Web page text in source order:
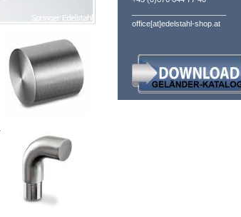
office[at]edelstahl-shop.at